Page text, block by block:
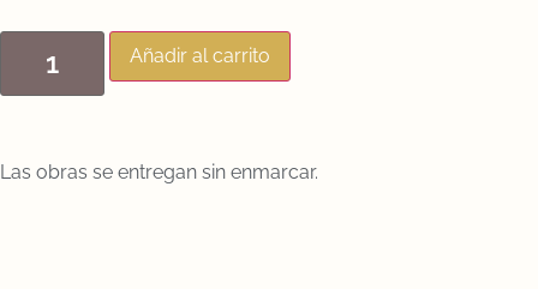
Añadir al carrito
Las obras se entregan sin enmarcar.